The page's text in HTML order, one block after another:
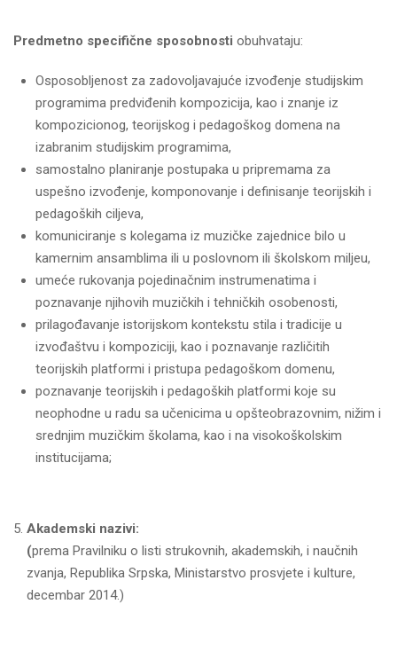
Predmetno specifične sposobnosti obuhvataju:
Osposobljenost za zadovoljavajuće izvođenje studijskim
programima predviđenih kompozicija, kao i znanje iz
kompozicionog, teorijskog i pedagoškog domena na
izabranim studijskim programima,
samostalno planiranje postupaka u pripremama za
uspešno izvođenje, komponovanje i definisanje teorijskih i
pedagoških ciljeva,
komuniciranje s kolegama iz muzičke zajednice bilo u
kamernim ansamblima ili u poslovnom ili školskom miljeu,
umeće rukovanja pojedinačnim instrumenatima i
poznavanje njihovih muzičkih i tehničkih osobenosti,
prilagođavanje istorijskom kontekstu stila i tradicije u
izvođaštvu i kompoziciji, kao i poznavanje različitih
teorijskih platformi i pristupa pedagoškom domenu,
poznavanje teorijskih i pedagoških platformi koje su
neophodne u radu sa učenicima u opšteobrazovnim, nižim i
srednjim muzičkim školama, kao i na visokoškolskim
institucijama;
Akademski nazivi:
(prema Pravilniku o listi strukovnih, akademskih, i naučnih
zvanja, Republika Srpska, Ministarstvo prosvjete i kulture,
decembar 2014.)